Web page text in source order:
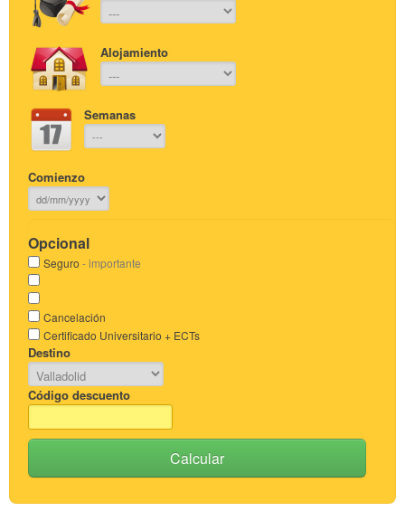
Alojamiento
Semanas
Comienzo
Opcional
Seguro - importante
Cancelación
Certificado Universitario + ECTs
Destino
Código descuento
Calcular